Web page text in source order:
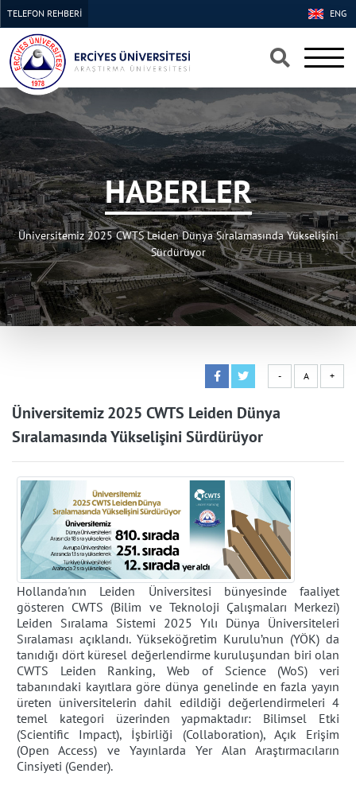
×
×
ENG
TELEFON REHBERİ
HABERLER
Üniversitemiz 2025 CWTS Leiden Dünya Sıralamasında Yükselişini
Sürdürüyor
- A +
Üniversitemiz 2025 CWTS Leiden Dünya
Sıralamasında Yükselişini Sürdürüyor
Hollanda'nın Leiden Üniversitesi bünyesinde faaliyet
gösteren CWTS (Bilim ve Teknoloji Çalışmaları Merkezi)
Leiden Sıralama Sistemi 2025 Yılı Dünya Üniversiteleri
Sıralaması açıklandı. Yükseköğretim Kurulu’nun (YÖK) da
tanıdığı dört küresel değerlendirme kuruluşundan biri olan
CWTS Leiden Ranking, Web of Science (WoS) veri
tabanındaki kayıtlara göre dünya genelinde en fazla yayın
üreten üniversitelerin dahil edildiği değerlendirmeleri 4
temel kategori üzerinden yapmaktadır: Bilimsel Etki
(Scientific Impact), İşbirliği (Collaboration), Açık Erişim
(Open Access) ve Yayınlarda Yer Alan Araştırmacıların
Cinsiyeti (Gender).